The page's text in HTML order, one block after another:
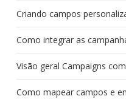
Criando campos
Como integrar as
Visão geral Campaigns
Como mapear campos e